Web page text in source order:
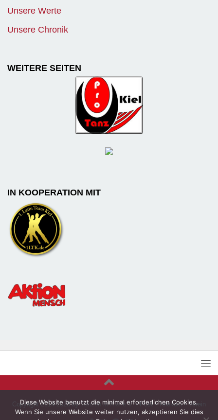
Unsere Werte
Unsere Chronik
WEITERE SEITEN
IN KOOPERATION MIT
Copyright 2014-2026 byTanzen in Kiel e.V.- Post - Telekom - Verein
Diese Website benutzt die minimal erforderlichen Cookies.
Wenn Sie unsere Website weiter nutzen, akzeptieren Sie dies